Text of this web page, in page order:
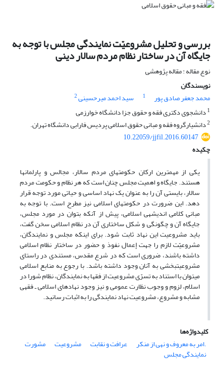
بررسی و تحلیل مشروعیّت نمایندگی مجلس با توجه به
جایگاه آن در ساختار نظام مردم سالار دینی
نوع مقاله : مقاله پژوهشی
نویسندگان
محمد جعفر صادق پور
1 سید احمد میرحسینی2
1 دانشجوی دکتری فقه و حقوق جزا دانشگاه خوارزمی
2دانشیارگروه فقه و مبانی حقوق اسلامی پردیس فارابی دانشگاه تهران.
10.22059/jjfil.2016.60147
چکیده
یکی از مهمترین ارکان حکومت­های مردم سالار، مجالس و پارلمانها
هستند. جایگاه و اهمیت مجلس چنان است که هر نظام و حکومت مردم
سالار، بایستی آن را به عنوان یک نهاد اساسی و حیاتی مورد توجه قرار
دهد. این ضرورت در حکومت­های اسلامی نیز مطرح است. با توجه به
مبانی کلامی اندیشه­ی اسلامی، پیش از آنکه بتوان در مورد مجلس،
جایگاه آن و چگونگی و شکل ساختاری آن در نظام اسلامی سخن گفت،
باید مشروعیت این نهاد ثابت شود. برای اینکه مجلس و نمایندگان،
مشروعیّت لازم را جهت إعمال نفوذ و حضور در ساختار نظام اسلامی
داشته باشند، ضروری است که در شرع مقدس، مستندی در راستای
مشروعیت­بخشی به آنان وجود داشته باشد. با رجوع به منابع اسلامی
می­توان با استناد به تسرّی مشروعیت از فقها به نمایندگان، نظام شورا در
اسلام، لزوم و وجوب نظارت عمومی و نیز وجود نهادهای اسلامی ـ فقهی
مشابه و مشروع، مشروعیت نهاد نمایندگی را به اثبات رسانید.
کلیدواژه‌ها
.امر به معروف و نهی از منکر
عرافت و نقابت مشروعیت مشورت
نمایندگی مجلس